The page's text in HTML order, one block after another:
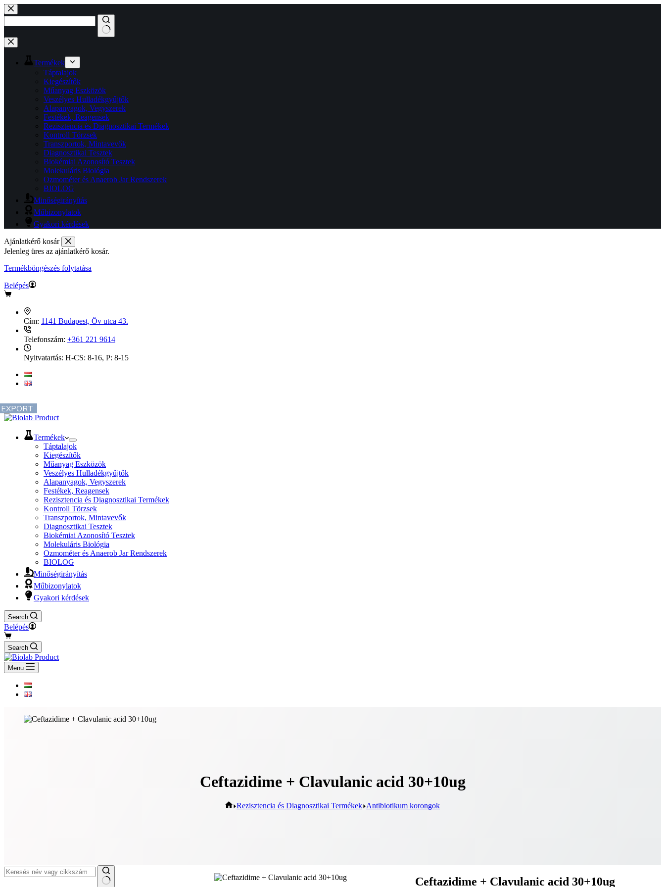
Termékek
Táptalajok
Kiegészítők
Műanyag Eszközök
Veszélyes Hulladékgyűjtők
Alapanyagok, Vegyszerek
Festékek, Reagensek
Rezisztencia és Diagnosztikai Termékek
Kontroll Törzsek
Transzportok, Mintavevők
Diagnosztikai Tesztek
Biokémiai Azonosító Tesztek
Molekuláris Biológia
Ozmométer és Anaerob Jar Rendszerek
BIOLOG
Minőségirányítás
Műbizonylatok
Gyakori kérdések
Ajánlatkérő kosár
Jelenleg üres az ajánlatkérő kosár.
Termékböngészés folytatása
Belépés
Cím: 1141 Budapest, Öv utca 43.
Telefonszám: +361 221 9614
Nyitvatartás: H-CS: 8-16, P: 8-15
EXPORT
Termékek
Táptalajok
Kiegészítők
Műanyag Eszközök
Veszélyes Hulladékgyűjtők
Alapanyagok, Vegyszerek
Festékek, Reagensek
Rezisztencia és Diagnosztikai Termékek
Kontroll Törzsek
Transzportok, Mintavevők
Diagnosztikai Tesztek
Biokémiai Azonosító Tesztek
Molekuláris Biológia
Ozmométer és Anaerob Jar Rendszerek
BIOLOG
Minőségirányítás
Műbizonylatok
Gyakori kérdések
Search
Belépés
Search
Menu
Ceftazidime + Clavulanic acid 30+10ug
Rezisztencia és Diagnosztikai Termékek Antibiotikum korongok
Ceftazidime + Clavulanic acid 30+10ug